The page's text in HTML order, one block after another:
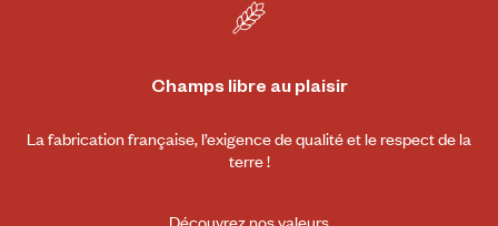
Champs libre au plaisir
La fabrication française, l’exigence de qualité et le respect de la
terre !
Découvrez nos valeurs